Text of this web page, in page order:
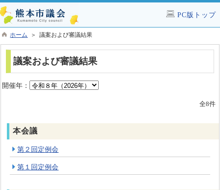
PC版トップ
ホーム ＞ 議案および審議結果
議案および審議結果
開催年：
全8件
本会議
第２回定例会
第１回定例会